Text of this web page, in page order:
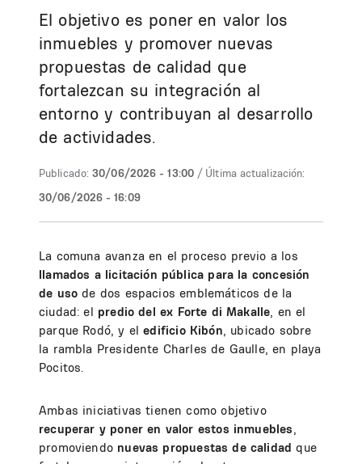
El objetivo es poner en valor los
inmuebles y promover nuevas
propuestas de calidad que
fortalezcan su integración al
entorno y contribuyan al desarrollo
de actividades.
Publicado: 30/06/2026 - 13:00 / Última actualización:
30/06/2026 - 16:09
La comuna avanza en el proceso previo a los
llamados a licitación pública para la concesión
de usode dos espacios emblemáticos de la
ciudad: el predio del ex Forte di Makalle, en el
parque Rodó, y eledificio Kibón, ubicado sobre
la rambla Presidente Charles de Gaulle, en playa
Pocitos.
Ambas iniciativas tienen como objetivo
recuperar y poner en valor estos inmuebles,
promoviendo nuevas propuestas de calidad que